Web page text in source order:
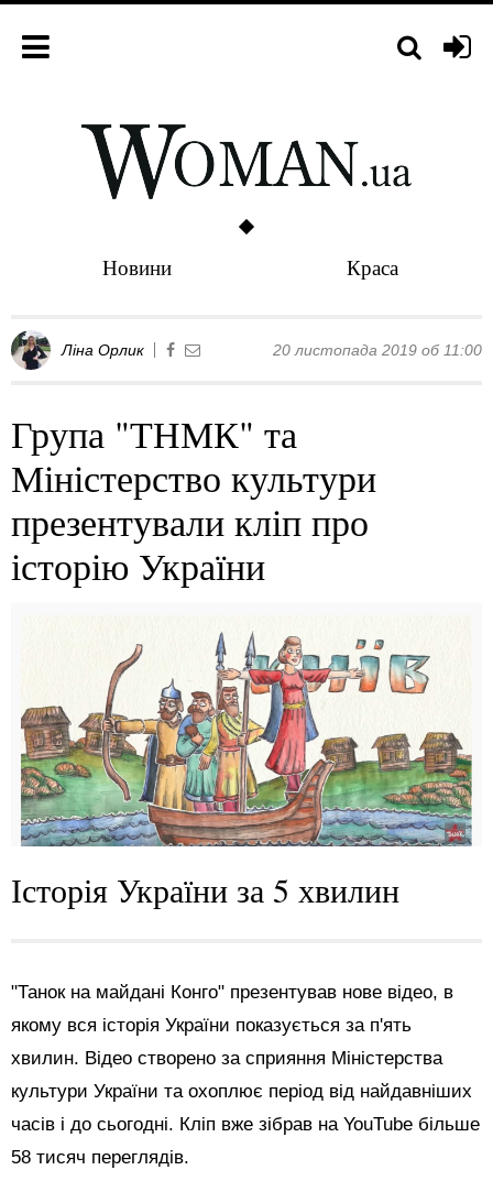
Новини Краса
Ліна Орлик 20 листопада 2019 об 11:00
Група "ТНМК" та
Міністерство культури
презентували кліп про
історію України
Історія України за 5 хвилин
"Танок на майдані Конго" презентував нове відео, в
якому вся історія України показується за п'ять
хвилин. Відео створено за сприяння Міністерства
культури України та охоплює період від найдавніших
часів і до сьогодні. Кліп вже зібрав на YouTube більше
58 тисяч переглядів.